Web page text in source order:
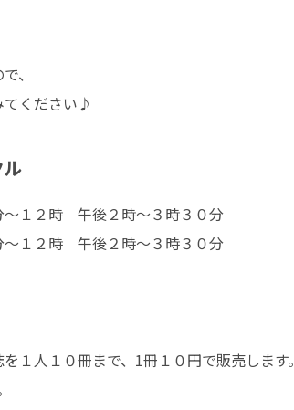
、
てください♪
１２時 午後２時～３時３０分
２時 午後２時～３時３０分
人１０冊まで、1冊１０円で販売します。